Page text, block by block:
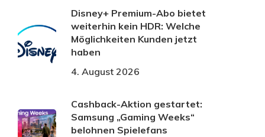
Disney+ Premium-Abo bietet
weiterhin kein HDR: Welche
Möglichkeiten Kunden jetzt
haben
4. August 2026
Cashback-Aktion gestartet:
Samsung „Gaming Weeks“
belohnen Spielefans